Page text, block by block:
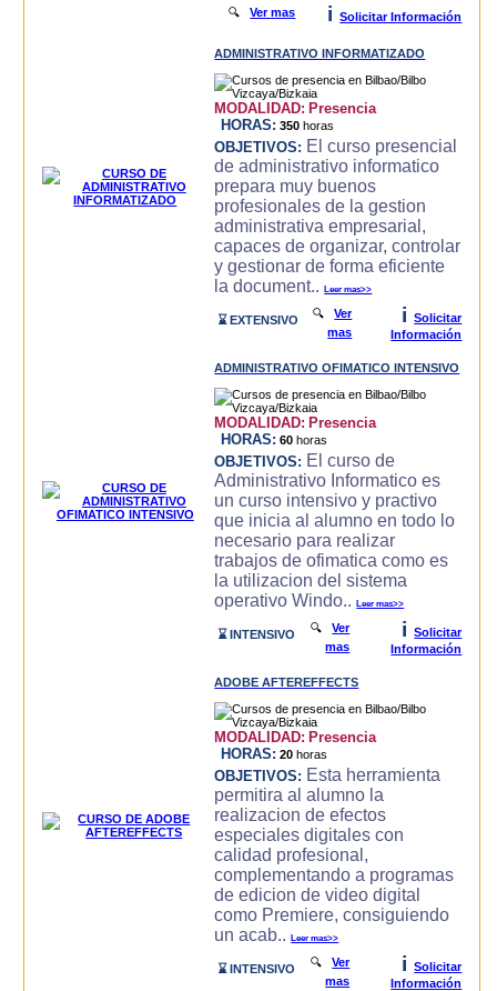
🔍Ver mas i Solicitar Información
ADMINISTRATIVO INFORMATIZADO
MODALIDAD: Presencia
HORAS: 350 horas
OBJETIVOS: El curso presencial
de administrativo informatico
prepara muy buenos
profesionales de la gestion
administrativa empresarial,
capaces de organizar, controlar
y gestionar de forma eficiente
la document..Leer mas>>
⌛ EXTENSIVO 🔍Ver
mas
i
Solicitar
Información
ADMINISTRATIVO OFIMATICO INTENSIVO
MODALIDAD: Presencia
HORAS: 60 horas
OBJETIVOS: El curso de
Administrativo Informatico es
un curso intensivo y practivo
que inicia al alumno en todo lo
necesario para realizar
trabajos de ofimatica como es
la utilizacion del sistema
operativo Windo..Leer mas>>
⌛ INTENSIVO 🔍Ver
mas
i
Solicitar
Información
ADOBE AFTEREFFECTS
MODALIDAD: Presencia
HORAS: 20 horas
OBJETIVOS: Esta herramienta
permitira al alumno la
realizacion de efectos
especiales digitales con
calidad profesional,
complementando a programas
de edicion de video digital
como Premiere, consiguiendo
un acab..Leer mas>>
⌛ INTENSIVO 🔍Ver
mas
i
Solicitar
Información